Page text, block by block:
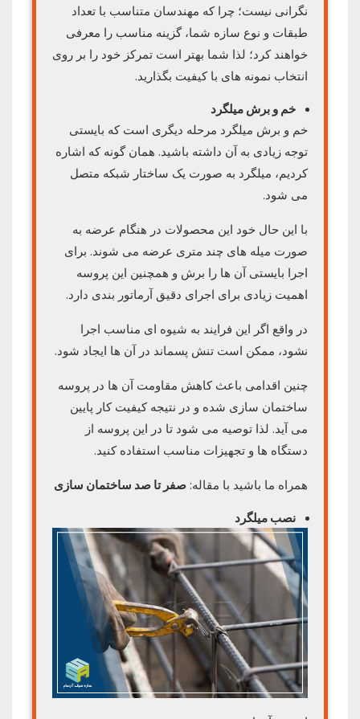
نگرانی نیست؛ چرا که مهندسان متناسب با تعداد
طبقات و نوع سازه شما، گزینه مناسب را معرفی
خواهند کرد؛ لذا شما بهتر است تمرکز خود را بر روی
انتخاب نمونه های با کیفیت بگذارید.
خم و برش میلگرد
خم و برش میلگرد مرحله دیگری است که بایستی
توجه زیادی به آن داشته باشید. همان گونه که اشاره
کردیم، میلگرد به صورت یک ساختار شبکه متصل
می شود.
با این حال خود این محصولات در هنگام عرضه به
صورت میله های چند متری عرضه می شوند. برای
اجرا بایستی آن ها را برش و همچنین این پروسه
اهمیت زیادی برای اجرای دقیق آرماتور بندی دارد.
در واقع اگر این فرایند به شیوه ای مناسب اجرا
نشود، ممکن است تنش پسماند در آن ها ایجاد شود.
چنین اقدامی باعث کاهش مقاومت آن ها در پروسه
ساختمان سازی شده و در نتیجه کیفیت کار پایین
می آید. لذا توصیه می شود تا در این پروسه از
دستگاه ها و تجهیزات مناسب استفاده کنید.
همراه ما باشید با مقاله:صفر تا صد ساختمان سازی
نصب میلگرد